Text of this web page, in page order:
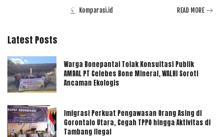
PostedKomparasi.id READ MORE
Latest Posts
Warga Bonepantai Tolak Konsultasi Publik
AMDAL PT Celebes Bone Mineral, WALHI Soroti
Ancaman Ekologis
Imigrasi Perkuat Pengawasan Orang Asing di
Gorontalo Utara, Cegah TPPO hingga Aktivitas di
Tambang Ilegal